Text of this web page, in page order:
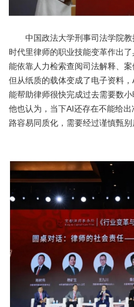
中国政法大学刑事司法学院教
时代里律师的职业技能变革作出
能依靠人力检索查阅司法解释、
但从纸质的载体变成了电子资料
能帮助律师很快完成过去需要数
他也认为，当下AI还存在不能给
路容易同质化，需要经过谨慎甄别